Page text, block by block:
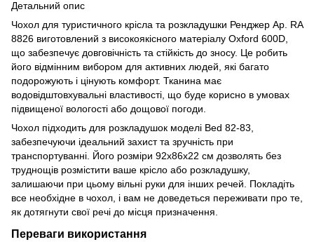
Детальний опис
Чохол для туристичного крісла та розкладушки Ренджер Ар. RA
8826 виготовлений з високоякісного матеріалу Oxford 600D,
що забезпечує довговічність та стійкість до зносу. Це робить
його відмінним вибором для активних людей, які багато
подорожують і цінують комфорт. Тканина має
водовідштовхувальні властивості, що буде корисно в умовах
підвищеної вологості або дощової погоди.
Чохол підходить для розкладушок моделі Bed 82-83,
забезпечуючи ідеальний захист та зручність при
транспортуванні. Його розміри 92х86х22 см дозволять без
труднощів розмістити ваше крісло або розкладушку,
залишаючи при цьому вільні руки для інших речей. Покладіть
все необхідне в чохол, і вам не доведеться переживати про те,
як дотягнути свої речі до місця призначення.
Переваги використання